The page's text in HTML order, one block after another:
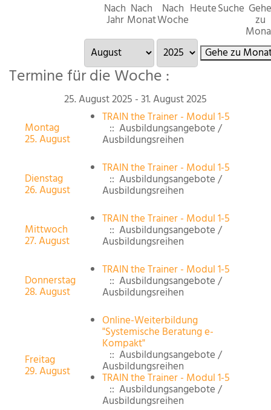
Nach
Jahr
Nach
Monat
Nach
Woche
HeuteSuche Gehe
zu
Gehe zu
Termine für die Woche :
25. August 2025 - 31. August 2025
Montag
25. August
TRAIN the Trainer - Modul 1-5
:: Ausbildungsangebote /
Ausbildungsreihen
Dienstag
26. August
TRAIN the Trainer - Modul 1-5
:: Ausbildungsangebote /
Ausbildungsreihen
Mittwoch
27. August
TRAIN the Trainer - Modul 1-5
:: Ausbildungsangebote /
Ausbildungsreihen
Donnerstag
28. August
TRAIN the Trainer - Modul 1-5
:: Ausbildungsangebote /
Ausbildungsreihen
Freitag
29. August
Online-Weiterbildung
"Systemische Beratung e-
Kompakt"
:: Ausbildungsangebote /
Ausbildungsreihen
TRAIN the Trainer - Modul 1-5
:: Ausbildungsangebote /
Ausbildungsreihen